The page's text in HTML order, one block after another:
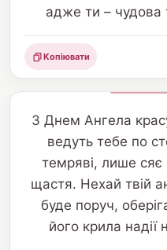
адже ти – чудова
Поділитися
Копіювати
З Днем Ангела
ведуть тебе по
темряві, лише сяє
щастя. Нехай твій
буде поруч,
його крила надії